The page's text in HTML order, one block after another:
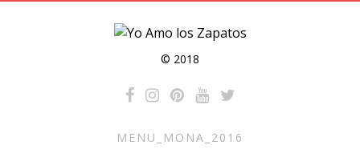
© 2018
MENU_MONA_2016